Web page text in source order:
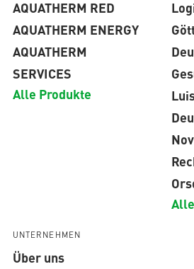
AQUATHERM RED
AQUATHERM ENERGY
AQUATHERM
SERVICES
Alle Produkte
UNTERNEHMEN
Über uns